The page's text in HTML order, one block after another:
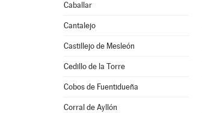
Caballar
Cantalejo
Castillejo de Mesleón
Cedillo de la Torre
Cobos de Fuentidueña
Corral de Ayllón